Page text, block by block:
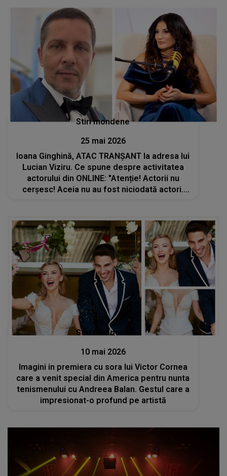
Stiri mondene
25 mai 2026
Ioana Ginghină, ATAC TRANȘANT la adresa lui
Lucian Viziru. Ce spune despre activitatea
actorului din ONLINE: "Atenție! Actorii nu
cerșesc! Aceia nu au fost niciodată actori.
Stiri mondene
10 mai 2026
Imagini in premiera cu sora lui Victor Cornea
care a venit special din America pentru nunta
tenismenului cu Andreea Balan. Gestul care a
impresionat-o profund pe artistă